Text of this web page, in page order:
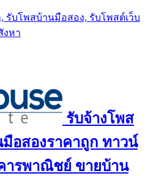
รับโพสบ้านมือสอง, รับโพสต์เว็บ
งหา
รับจ้างโพส
อสองราคาถูก ทาวน์
ารพาณิชย์ ขายบ้าน